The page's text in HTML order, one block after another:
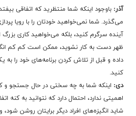
آذر: باوجود اینکه شما منتظرید که اتفاقی
می‌گذرد. شما نمی‌خواهید خودتان را با رویا
آینده سرگرم کنید، بلکه می‌خواهید کاری بزرگ
ظهر دست به کار نشوید، ممکن است کم کم
داده و قبل از تلاش کردن برنامه‌های خود را به
کنید.
دی: اینکه شما به چه سختی در حال جستجو و
اهمیتی ندارد، احتمال دارد که نتوانید به کنه
شاید انگیزه‌های افراد دیگر برایتان روشن شود،